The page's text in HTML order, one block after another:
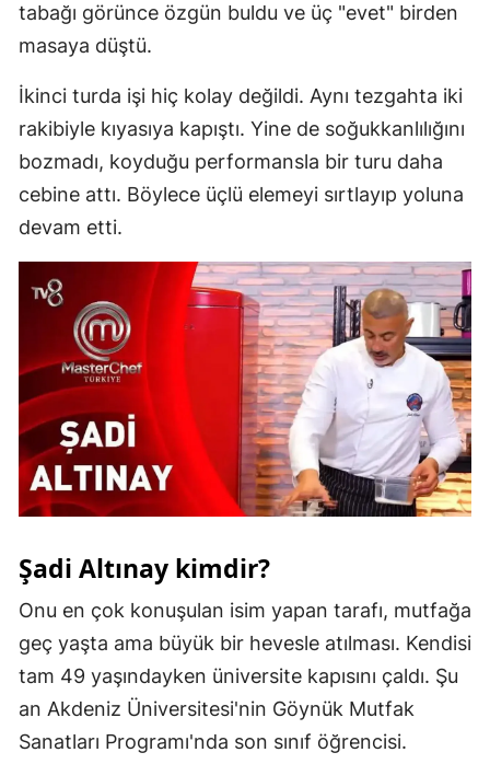
Konya
Malatya
Manisa
Kahramanmaraş
Muğla
Muş
Nevşehir
Niğde
Ordu
Rize
Sakarya
Samsun
Siirt
Sinop
Sivas
tabağı görünce özgün buldu ve üç "evet" birden
masaya düştü.
İkinci turda işi hiç kolay değildi. Aynı tezgahta iki
rakibiyle kıyasıya kapıştı. Yine de soğukkanlılığını
bozmadı, koyduğu performansla bir turu daha
cebine attı. Böylece üçlü elemeyi sırtlayıp yoluna
devam etti.
Şadi Altınay kimdir?
Onu en çok konuşulan isim yapan tarafı, mutfağa
geç yaşta ama büyük bir hevesle atılması. Kendisi
tam 49 yaşındayken üniversite kapısını çaldı. Şu
an Akdeniz Üniversitesi'nin Göynük Mutfak
Sanatları Programı'nda son sınıf öğrencisi.